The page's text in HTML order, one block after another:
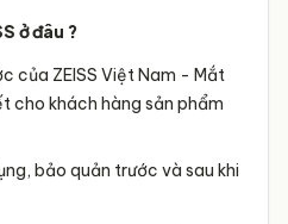
ở đâu ?
của ZEISS Việt Nam - Mắt
cho khách hàng sản phẩm
bảo quản trước và sau khi